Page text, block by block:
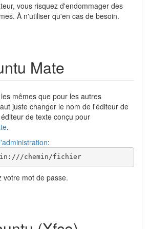
vous risquez d'endommager des
À n'utiliser qu'en cas de besoin.
Mate
mêmes que pour les autres
juste changer le nom de l'éditeur de
de texte conçu pour
.
:
chemin/fichier
votre mot de passe.